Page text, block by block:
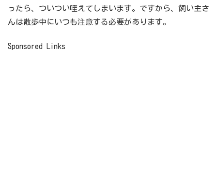
ったら、ついつい咥えてしまいます。ですから、飼い主さ
んは散歩中にいつも注意する必要があります。
Sponsored Links